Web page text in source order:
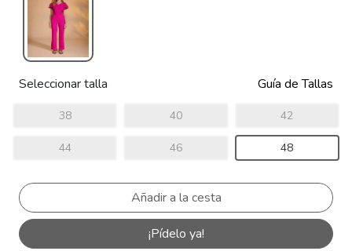
Seleccionar talla Guía de Tallas
38 40 42
44 46 48
¡Pídelo ya!